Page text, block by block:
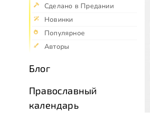
Сделано в Предании
Новинки
Популярное
Авторы
Блог
Православный
календарь